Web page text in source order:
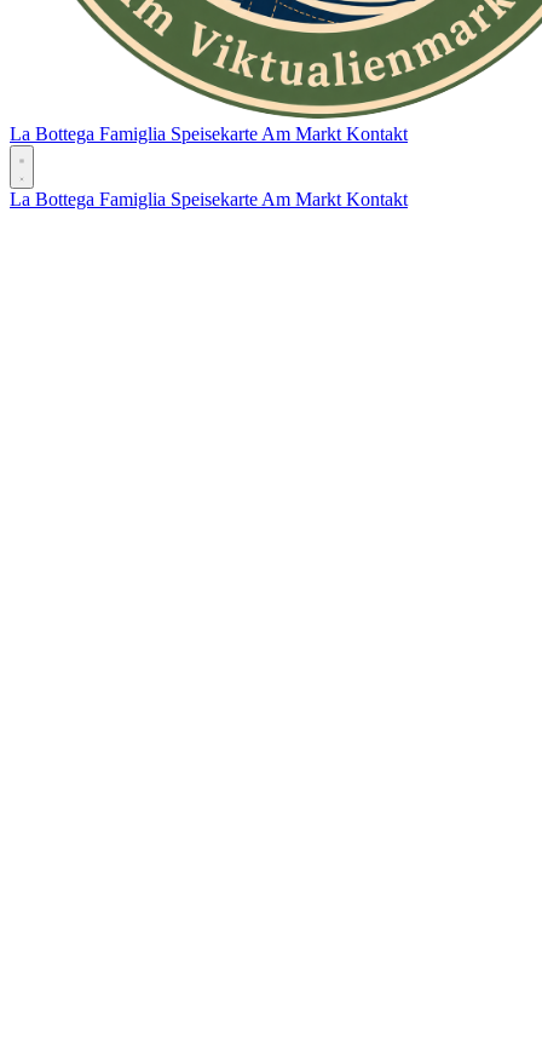
La Bottega Famiglia Speisekarte Am Markt Kontakt
La Bottega Famiglia Speisekarte Am Markt Kontakt